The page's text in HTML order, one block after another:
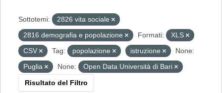
Sottotemi:
2826 vita sociale
2816 demografia e popolazione
Formati:
XLS
CSV
Tag: popolazione istruzione
None:
Puglia
None: Open Data Università di Bari
Risultato del Filtro